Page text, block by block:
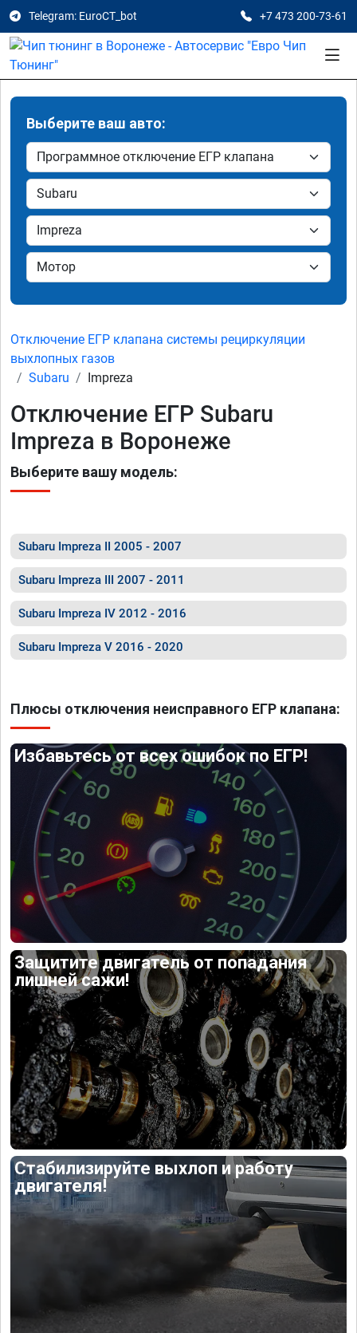
Telegram: EuroCT_bot +7 473 200-73-61
Выберите ваш авто:
Отключение ЕГР клапана системы рециркуляции
выхлопных газов
Subaru
Impreza
Отключение ЕГР Subaru
Impreza в Воронеже
Выберите вашу модель:
Subaru Impreza II 2005 - 2007
Subaru Impreza III 2007 - 2011
Subaru Impreza IV 2012 - 2016
Subaru Impreza V 2016 - 2020
Плюсы отключения неисправного ЕГР клапана:
Избавьтесь от всех ошибок по ЕГР!
Защитите двигатель от попадания
лишней сажи!
Стабилизируйте выхлоп и работу
двигателя!